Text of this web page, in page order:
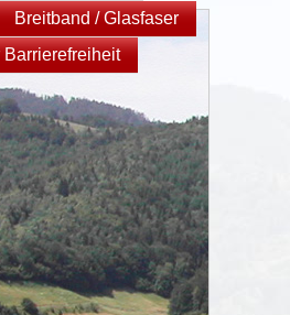
Breitband / Glasfaser